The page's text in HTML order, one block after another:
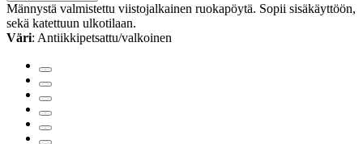
Männystä valmistettu viistojalkainen ruokapöytä. Sopii sisäkäyttöön,
sekä katettuun ulkotilaan.
Väri: Antiikkipetsattu/valkoinen